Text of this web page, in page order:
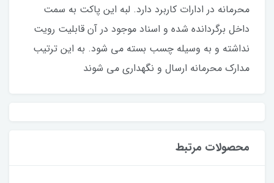
محرمانه در ادارات کاربرد دارد. لبه این پاکت به سمت
داخل برگردانده شده و اسناد موجود در آن قابلیت رویت
نداشته و به وسیله چسب بسته می شود. به این ترتیب
مدارک محرمانه ارسال و نگهداری می شوند
محصولات مرتبط